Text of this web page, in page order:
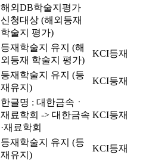
해외DB학술지평가
신청대상 (해외등재
학술지 평가)
등재학술지 유지 (해
외등재 학술지 평가)
KCI등재
등재학술지 유지 (등
재유지)
KCI등재
한글명 : 대한금속ㆍ
재료학회 -> 대한금속
·재료학회
KCI등재
등재학술지 유지 (등
재유지)
KCI등재